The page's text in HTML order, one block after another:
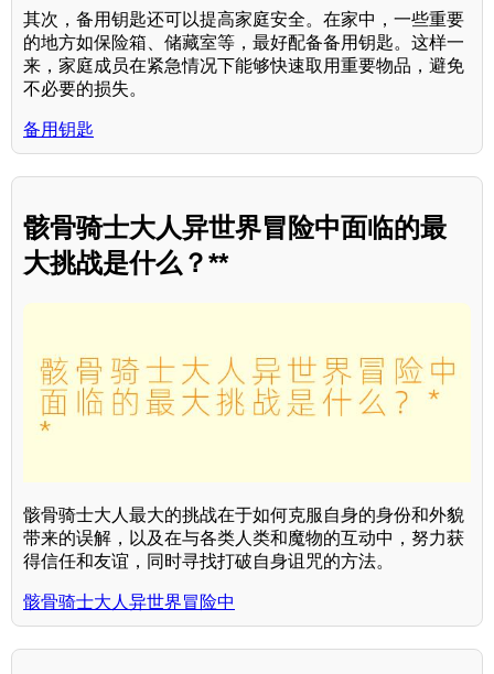
其次，备用钥匙还可以提高家庭安全。在家中，一些重要
的地方如保险箱、储藏室等，最好配备备用钥匙。这样一
来，家庭成员在紧急情况下能够快速取用重要物品，避免
不必要的损失。
备用钥匙
骸骨骑士大人异世界冒险中面临的最
大挑战是什么？**
骸骨骑士大人最大的挑战在于如何克服自身的身份和外貌
带来的误解，以及在与各类人类和魔物的互动中，努力获
得信任和友谊，同时寻找打破自身诅咒的方法。
骸骨骑士大人异世界冒险中